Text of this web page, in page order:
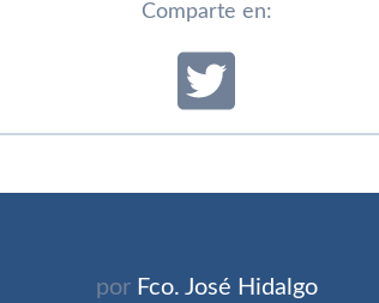
Comparte en:
por Fco. José Hidalgo